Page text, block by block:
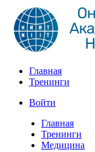
Главная
Тренинги
Войти
Главная
Тренинги
Медицина